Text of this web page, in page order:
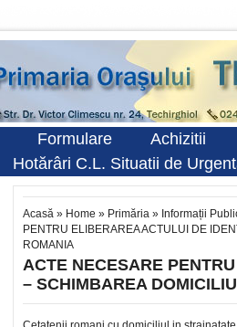
Formulare
Achizitii
Hotărâri C.L. Situatii de
Acasă » Home » Primăria » Informații
PENTRU ELIBERAREA ACTULUI DE
ROMANIA
ACTE NECESARE
– SCHIMBAREA